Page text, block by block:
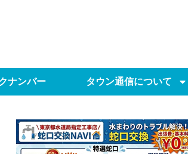
ナンバー タウン通信について